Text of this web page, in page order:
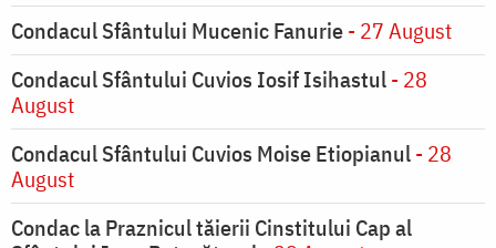
Condacul Sfântului Mucenic Fanurie- 27 August
Condacul Sfântului Cuvios Iosif Isihastul- 28
August
Condacul Sfântului Cuvios Moise Etiopianul- 28
August
Condac la Praznicul tăierii Cinstitului Cap al